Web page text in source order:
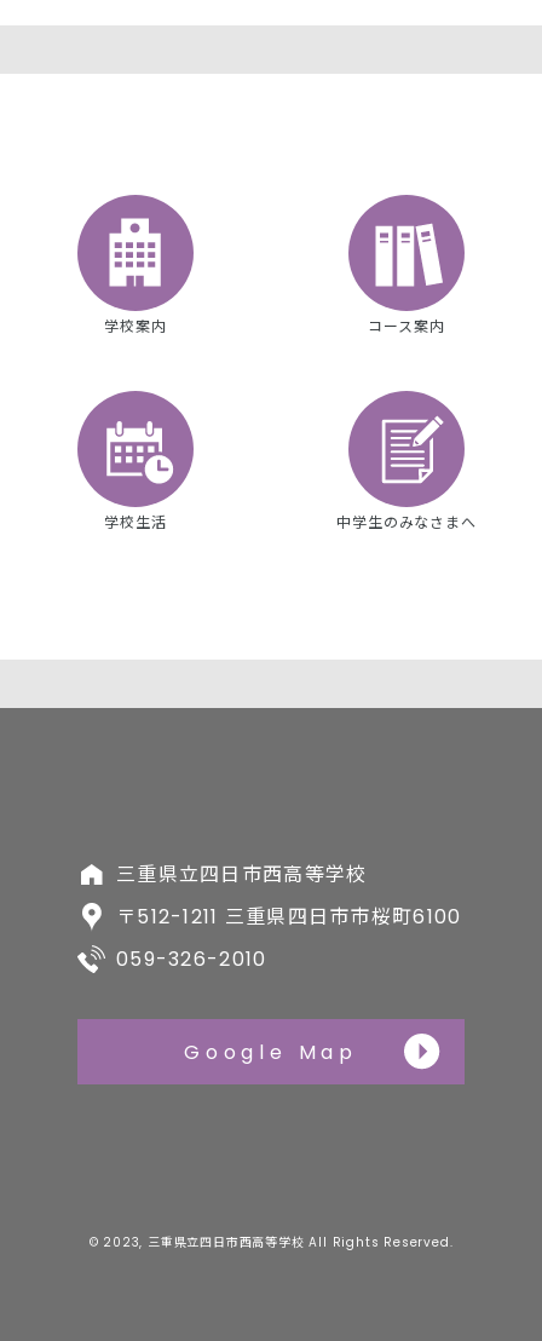
学校案内 コース案内
学校生活 中学生のみなさまへ
三重県立四日市西高等学校
〒512-1211 三重県四日市市桜町6100
059-326-2010
Google Map
© 2023, 三重県立四日市西高等学校 All Rights Reserved.